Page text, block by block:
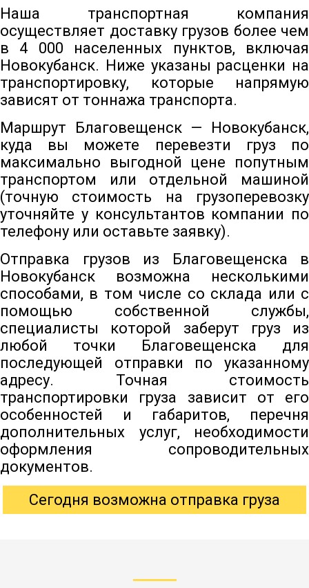
Наша транспортная компания
осуществляет доставку грузов более чем
в 4 000 населенных пунктов, включая
Новокубанск. Ниже указаны расценки на
транспортировку, которые напрямую
зависят от тоннажа транспорта.
Маршрут Благовещенск — Новокубанск,
куда вы можете перевезти груз по
максимально выгодной цене попутным
транспортом или отдельной машиной
(точную стоимость на грузоперевозку
уточняйте у консультантов компании по
телефону или оставьте заявку).
Отправка грузов из Благовещенска в
Новокубанск возможна несколькими
способами, в том числе со склада или с
помощью собственной службы,
специалисты которой заберут груз из
любой точки Благовещенска для
последующей отправки по указанному
адресу. Точная стоимость
транспортировки груза зависит от его
особенностей и габаритов, перечня
дополнительных услуг, необходимости
оформления сопроводительных
документов.
Сегодня возможна отправка груза